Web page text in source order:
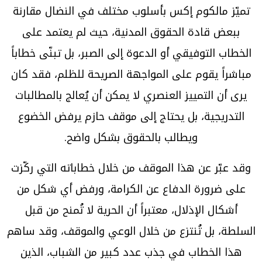
تميّز مالكوم إكس بأسلوب مختلف في النضال مقارنة
ببعض قادة الحقوق المدنية، حيث لم يعتمد على
الخطاب التوفيقي أو الدعوة إلى الصبر، بل تبنّى خطاباً
مباشراً يقوم على المواجهة الصريحة للظلم، فقد كان
يرى أن التمييز العنصري لا يمكن أن يُعالج بالمطالبات
التدريجية، بل يحتاج إلى موقف حازم يرفض الخضوع
ويطالب بالحقوق بشكل واضح.
وقد عبّر عن هذا الموقف من خلال خطاباته التي ركّزت
على ضرورة الدفاع عن الكرامة، ورفض أي شكل من
أشكال الإذلال، معتبراً أن الحرية لا تُمنح من قبل
السلطة، بل تُنتزع من خلال الوعي والموقف، وقد ساهم
هذا الخطاب في جذب عدد كبير من الشباب، الذين